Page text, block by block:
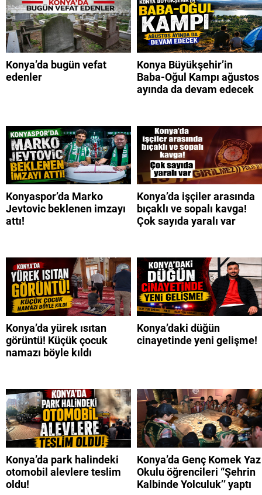
Konya’da bugün vefat
edenler
Konya Büyükşehir’in
Baba-Oğul Kampı ağustos
ayında da devam edecek
Konyaspor’da Marko
Jevtovic beklenen imzayı
attı!
Konya’da işçiler arasında
bıçaklı ve sopalı kavga!
Çok sayıda yaralı var
Konya’da yürek ısıtan
görüntü! Küçük çocuk
namazı böyle kıldı
Konya’daki düğün
cinayetinde yeni gelişme!
Konya’da park halindeki
otomobil alevlere teslim
oldu!
Konya’da Genç Komek Yaz
Okulu öğrencileri “Şehrin
Kalbinde Yolculuk’’ yaptı